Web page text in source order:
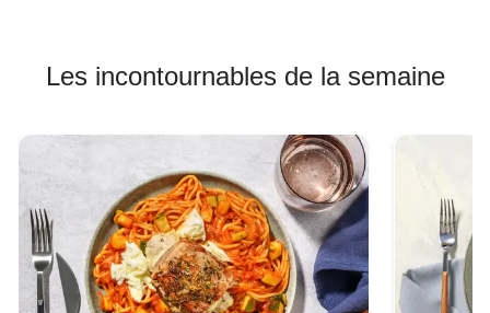
Les incontournables de la semaine